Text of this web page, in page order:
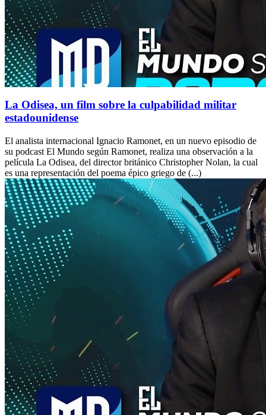
La Odisea, un film sobre la culpabilidad militar
estadounidense
El analista internacional Ignacio Ramonet, en un nuevo episodio de
su podcast El Mundo según Ramonet, realiza una observación a la
película La Odisea, del director británico Christopher Nolan, la cual
es una representación del poema épico griego de (...)